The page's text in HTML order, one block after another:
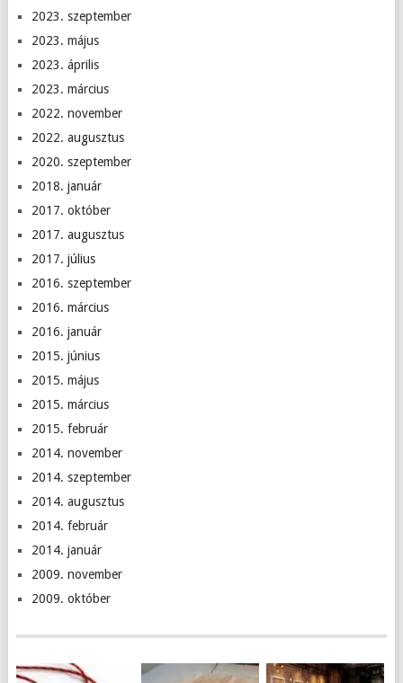
2023. szeptember
2023. május
2023. április
2023. március
2022. november
2022. augusztus
2020. szeptember
2018. január
2017. október
2017. augusztus
2017. július
2016. szeptember
2016. március
2016. január
2015. június
2015. május
2015. március
2015. február
2014. november
2014. szeptember
2014. augusztus
2014. február
2014. január
2009. november
2009. október